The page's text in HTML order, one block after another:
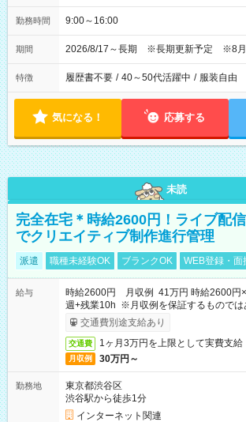
勤務時間 9:00～16:00
期間 2026/8/17～長期 ※長期更新予定 ※8月
特徴 履歴書不要 / 40～50代活躍中 / 服装自由
気になる！ 応募する
未読
完全在宅＊時給2600円！ライブ配
でクリエイティブ制作進行管理
派遣 職種未経験OK ブランクOK WEB登録・面
給与
時給2600円 月収例 41万円 時給2600円
週+残業10h ※月収例を保証するもので
受取りサービス利用可（利用条件有）
交通費別途支給あり
交通費 1ヶ月3万円を上限として実費支給
月収例 30万円～
勤務地
東京都渋谷区
渋谷駅から徒歩1分
インターネット関連